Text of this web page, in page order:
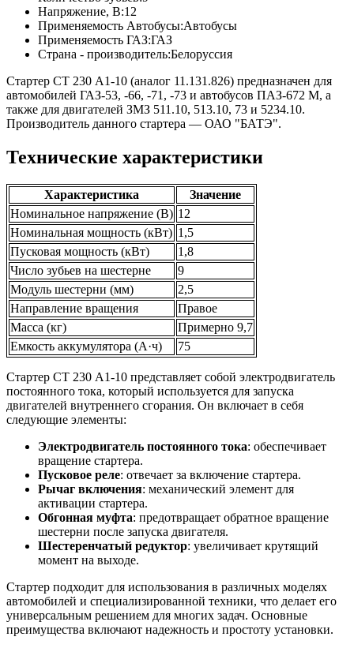
Напряжение, В:12
Применяемость Автобусы:Автобусы
Применяемость ГАЗ:ГАЗ
Страна - производитель:Белоруссия
Стартер СТ 230 А1-10 (аналог 11.131.826) предназначен для
автомобилей ГАЗ-53, -66, -71, -73 и автобусов ПАЗ-672 М, а
также для двигателей ЗМЗ 511.10, 513.10, 73 и 5234.10.
Производитель данного стартера — ОАО "БАТЭ".
Технические характеристики
Характеристика
Значение
Номинальное напряжение (В) 12
Номинальная мощность (кВт) 1,5
Пусковая мощность (кВт)
1,8
Число зубьев на шестерне
9
Модуль шестерни (мм)
2,5
Направление вращения
Правое
Масса (кг)
Примерно 9,7
Емкость аккумулятора (А·ч)
75
Стартер СТ 230 А1-10 представляет собой электродвигатель
постоянного тока, который используется для запуска
двигателей внутреннего сгорания. Он включает в себя
следующие элементы:
Электродвигатель постоянного тока: обеспечивает
вращение стартера.
Пусковое реле: отвечает за включение стартера.
Рычаг включения: механический элемент для
активации стартера.
Обгонная муфта: предотвращает обратное вращение
шестерни после запуска двигателя.
Шестеренчатый редуктор: увеличивает крутящий
момент на выходе.
Стартер подходит для использования в различных моделях
автомобилей и специализированной техники, что делает его
универсальным решением для многих задач. Основные
преимущества включают надежность и простоту установки.